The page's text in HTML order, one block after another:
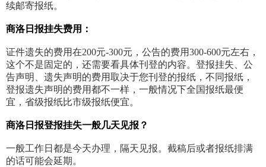
续邮寄报纸。
商洛日报挂失费用：
证件遗失的费用在200元-300元，公告的费用300-600元左右，
这个不是固定的，还需要看具体刊登的内容。登报挂失、公
告声明、遗失声明的费用取决于您刊登的报纸，不同报纸，
登报遗失声明的费用都不一样，一般情况下全国报纸最便
宜，省级报纸比市级报纸便宜。
商洛日报登报挂失一般几天见报？
一般工作日都是今天办理，隔天见报。截稿后或者报纸排满
的话可能会延期。